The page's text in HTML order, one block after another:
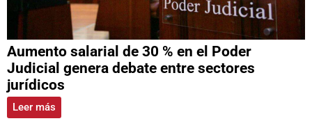
Aumento salarial de 30 % en el Poder
Judicial genera debate entre sectores
jurídicos
Leer más